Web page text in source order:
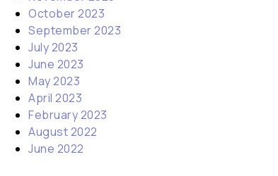
October 2023
September 2023
July 2023
June 2023
May 2023
April 2023
February 2023
August 2022
June 2022